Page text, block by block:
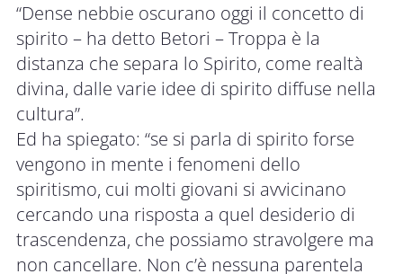
“Dense nebbie oscurano oggi il concetto di
spirito – ha detto Betori – Troppa è la
distanza che separa lo Spirito, come realtà
divina, dalle varie idee di spirito diffuse nella
cultura”.
Ed ha spiegato: “se si parla di spirito forse
vengono in mente i fenomeni dello
spiritismo, cui molti giovani si avvicinano
cercando una risposta a quel desiderio di
trascendenza, che possiamo stravolgere ma
non cancellare. Non c’è nessuna parentela